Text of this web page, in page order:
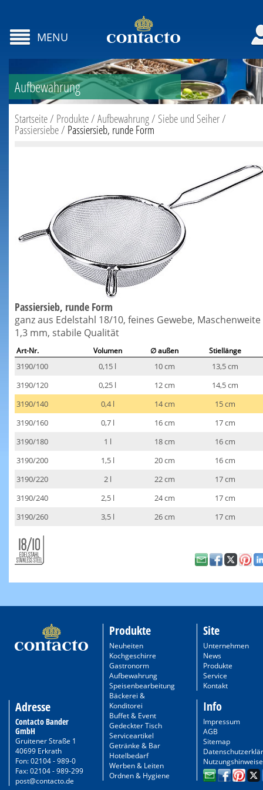
MENU
Aufbewahrung
Startseite/ Produkte/Aufbewahrung/ Siebe und Seiher/
Passiersiebe/ Passiersieb, runde Form
Passiersieb, runde Form
ganz aus Edelstahl 18/10, feines Gewebe, Maschenweite
1,3 mm, stabile Qualität
Art-Nr. Volumen ∅ außen Stiellänge
3190/100 0,15 l 10 cm
13,5 cm
3190/120
0,25 l 12 cm
14,5 cm
3190/140
0,4 l 14 cm
15 cm
3190/160
0,7 l 16 cm
17 cm
3190/180
1 l 18 cm
16 cm
3190/200
1,5 l 20 cm
16 cm
3190/220
2 l 22 cm
17 cm
3190/240
2,5 l 24 cm
17 cm
3190/260
3,5 l 26 cm 17 cm
Adresse
Contacto Bander
GmbH
Gruitener Straße 1
40699 Erkrath
Fon: 02104 - 989-0
Fax: 02104 - 989-299
post@contacto.de
Produkte
Neuheiten
Kochgeschirre
Gastronorm
Aufbewahrung
Speisenbearbeitung
Bäckerei &
Konditorei
Buffet & Event
Gedeckter Tisch
Serviceartikel
Getränke & Bar
Hotelbedarf
Werben & Leiten
Ordnen & Hygiene
Site
Unternehmen
News
Produkte
Service
Kontakt
Info
Impressum
AGB
Sitemap
Nutzungshinweise